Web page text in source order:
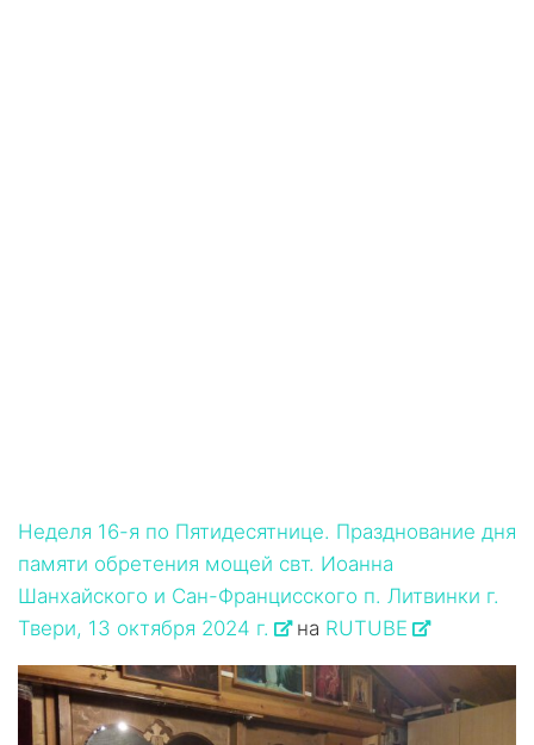
Неделя 16-я по Пятидесятнице. Празднование дня
памяти обретения мощей свт. Иоанна
Шанхайского и Сан-Францисского п. Литвинки г.
Твери, 13 октября 2024 г.
на RUTUBE